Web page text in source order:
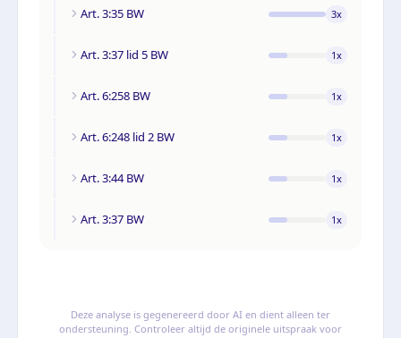
Art. 3:35 BW 3x
Art. 3:37 lid 5 BW 1x
Art. 6:258 BW 1x
Art. 6:248 lid 2 BW 1x
Art. 3:44 BW 1x
Art. 3:37 BW 1x
Deze analyse is gegenereerd door AI en dient alleen ter
ondersteuning. Controleer altijd de originele uitspraak voor